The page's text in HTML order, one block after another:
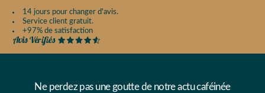
14 jours pour changer d'avis.
Service client gratuit.
+97% de satisfaction
Ne perdez pas une goutte de notre actu caféinée